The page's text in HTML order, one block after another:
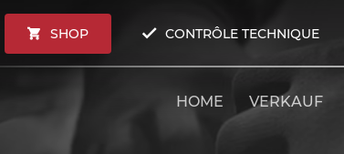
SHOP CONTRÔLE TECHNIQUE
HOME VERKAUF